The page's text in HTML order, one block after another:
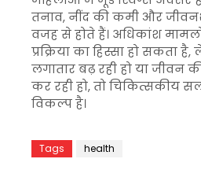
तनाव, नींद की कमी और
वजह से होते हैं। अधिकांश
प्रक्रिया का हिस्सा हो सकता
लगातार बढ़ रही हो या जीवन
कर रही हो, तो चिकित्सकीय
विकल्प है।
Tags health